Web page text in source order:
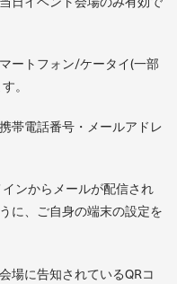
ートフォン/ケータイ(一部
。
帯電話番号・メールアドレ
ンからメールが配信され
に、ご自身の端末の設定を
場に告知されているQRコ